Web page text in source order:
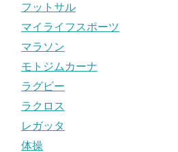
フットサル
マイライフスポーツ
マラソン
モトジムカーナ
ラグビー
ラクロス
レガッタ
体操